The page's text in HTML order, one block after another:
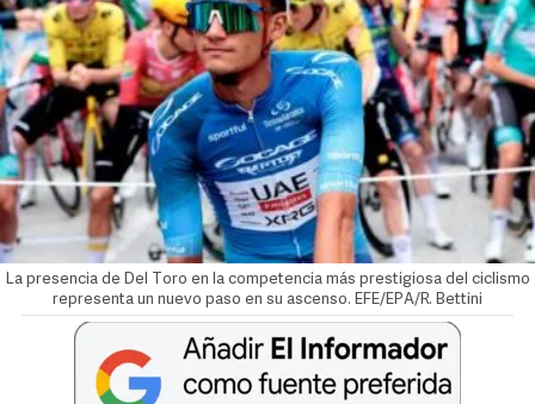
La presencia de Del Toro en la competencia más prestigiosa del ciclismo
representa un nuevo paso en su ascenso. EFE/EPA/R. Bettini